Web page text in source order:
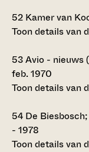
52 Kamer van
Toon details van
53Avio - nieuws
feb. 1970
Toon details van
54 De
- 1978
Toon details van